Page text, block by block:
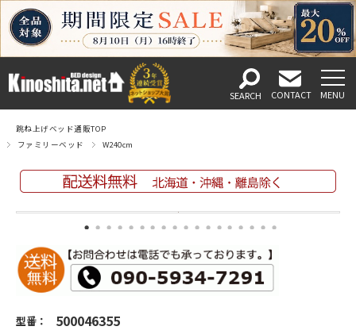
跳ね上げベッド通販TOP
ファミリーベッド
W240cm
型番： 500046355